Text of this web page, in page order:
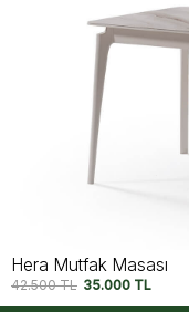
Lima Mutfak Masası
42.500TL 35.000 TL